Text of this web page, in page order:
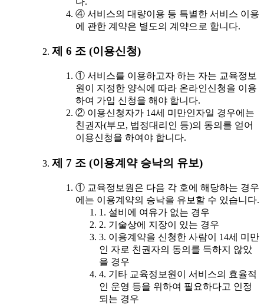
④ 서비스의 대량이용 등 특별한 서비스 이용
에 관한 계약은 별도의 계약으로 합니다.
제 6 조 (이용신청)
① 서비스를 이용하고자 하는 자는 교육정보
원이 지정한 양식에 따라 온라인신청을 이용
하여 가입 신청을 해야 합니다.
② 이용신청자가 14세 미만인자일 경우에는
친권자(부모, 법정대리인 등)의 동의를 얻어
이용신청을 하여야 합니다.
제 7 조 (이용계약 승낙의 유보)
① 교육정보원은 다음 각 호에 해당하는 경우
에는 이용계약의 승낙을 유보할 수 있습니다.
1. 설비에 여유가 없는 경우
2. 기술상에 지장이 있는 경우
3. 이용계약을 신청한 사람이 14세 미만
인 자로 친권자의 동의를 득하지 않았
을 경우
4. 기타 교육정보원이 서비스의 효율적
인 운영 등을 위하여 필요하다고 인정
되는 경우